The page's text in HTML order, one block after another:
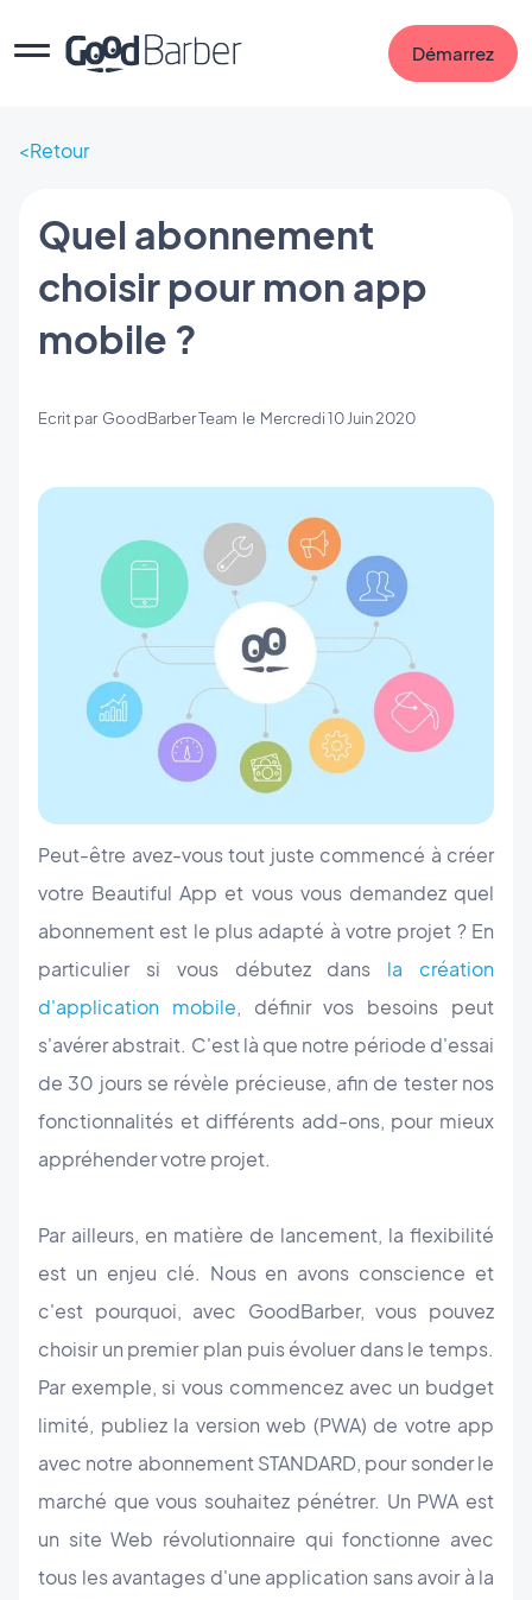
Démarrez
Retour
Quel abonnement
choisir pour mon app
mobile ?
Ecrit par GoodBarber Team le Mercredi 10 Juin 2020
Peut-être avez-vous tout juste commencé à créer
votre Beautiful App et vous vous demandez quel
abonnement est le plus adapté à votre projet ? En
particulier si vous débutez dans la création
d'application mobile, définir vos besoins peut
s'avérer abstrait. C'est là que notre période d'essai
de 30 jours se révèle précieuse, afin de tester nos
fonctionnalités et différents add-ons, pour mieux
appréhender votre projet.
Par ailleurs, en matière de lancement, la flexibilité
est un enjeu clé. Nous en avons conscience et
c'est pourquoi, avec GoodBarber, vous pouvez
choisir un premier plan puis évoluer dans le temps.
Par exemple, si vous commencez avec un budget
limité, publiez la version web (PWA) de votre app
avec notre abonnement STANDARD, pour sonder le
marché que vous souhaitez pénétrer. Un PWA est
un site Web révolutionnaire qui fonctionne avec
tous les avantages d'une application sans avoir à la